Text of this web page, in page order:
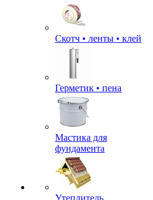
Скотч • ленты • клей
Герметик • пена
Мастика для
фундамента
Утеплитель